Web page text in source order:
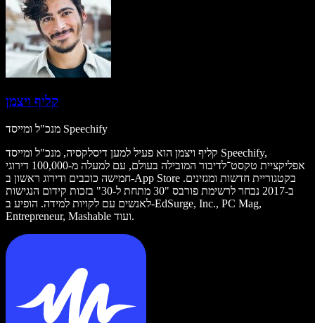
קליף ויצמן
מנכ"ל ומייסד Speechify
קליף ויצמן הוא פעיל למען דיסלקסיה, מנכ"ל ומייסד Speechify,
אפליקציית טקסט־לדיבור המובילה בעולם, עם למעלה מ-100,000 דירוגי
חמישה כוכבים ודירוג ראשון ב-App Store בקטגוריית חדשות ומגזינים.
ב-2017 נבחר לרשימת פורבס "30 מתחת ל-30" בזכות קידום הנגישות
לאנשים עם לקויות למידה. הופיע ב-EdSurge, Inc., PC Mag,
Entrepreneur, Mashable ועוד.